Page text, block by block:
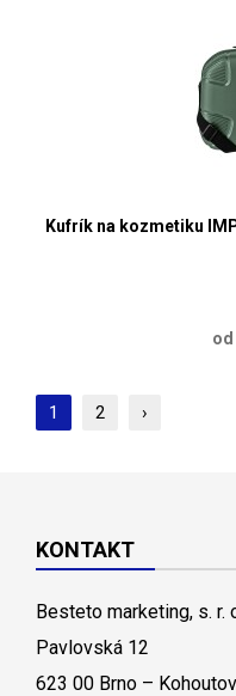
Kufrík na kozmetiku
1 2 ›
KONTAKT
Besteto marketing, s. r.
Pavlovská 12
623 00 Brno –